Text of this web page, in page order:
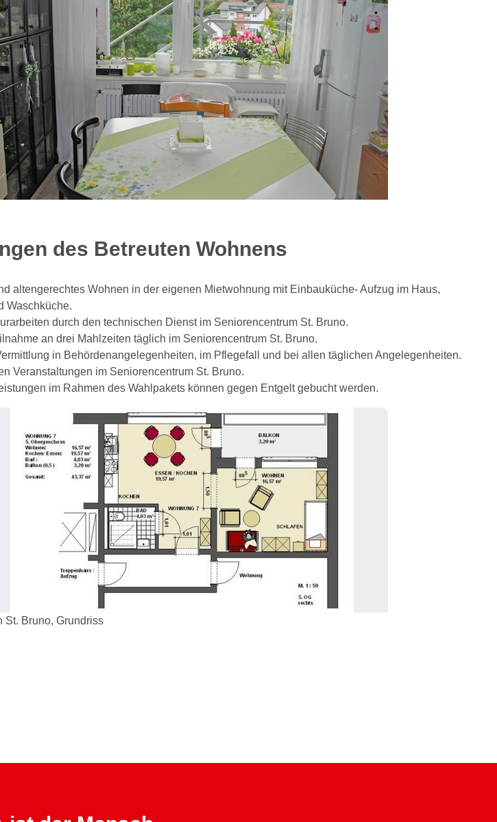
des Betreuten Wohnens
altengerechtes Wohnen in der eigenen Mietwohnung mit Einbauküche- Aufzug im Haus,
Waschküche.
durch den technischen Dienst im Seniorencentrum St. Bruno.
an drei Mahlzeiten täglich im Seniorencentrum St. Bruno.
in Behördenangelegenheiten, im Pflegefall und bei allen täglichen Angelegenheiten.
Veranstaltungen im Seniorencentrum St. Bruno.
im Rahmen des Wahlpakets können gegen Entgelt gebucht werden.
St. Bruno, Grundriss